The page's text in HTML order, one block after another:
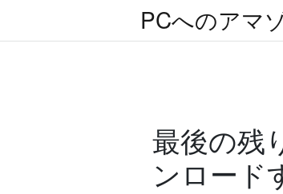
PCへのアマ
最後の残
ンロード